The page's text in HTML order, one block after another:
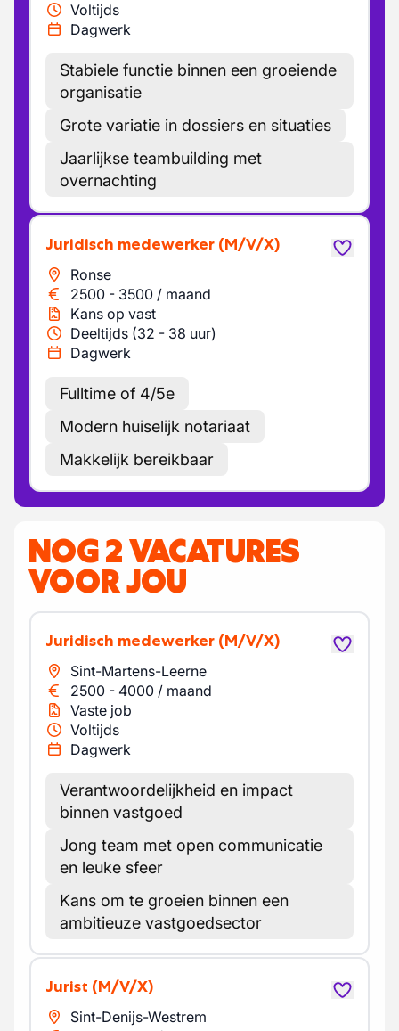
Voltijds
Dagwerk
Stabiele functie binnen een groeiende
organisatie
Grote variatie in dossiers en situaties
Jaarlijkse teambuilding met
overnachting
Juridisch medewerker (M/V/X)
Ronse
2500 - 3500 / maand
Kans op vast
Deeltijds (32 - 38 uur)
Dagwerk
Fulltime of 4/5e
Modern huiselijk notariaat
Makkelijk bereikbaar
NOG 2 VACATURES
VOOR JOU
Juridisch medewerker (M/V/X)
Sint-Martens-Leerne
2500 - 4000 / maand
Vaste job
Voltijds
Dagwerk
Verantwoordelijkheid en impact
binnen vastgoed
Jong team met open communicatie
en leuke sfeer
Kans om te groeien binnen een
ambitieuze vastgoedsector
Jurist (M/V/X)
Sint-Denijs-Westrem